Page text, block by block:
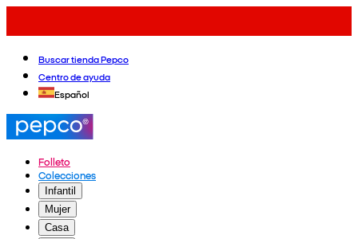
Buscar tienda Pepco
Centro de ayuda
Español
Folleto
Colecciones
Infantil
Mujer
Casa